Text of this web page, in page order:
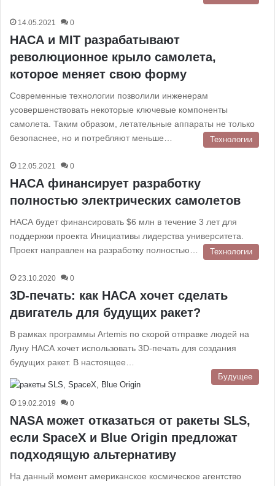
14.05.2021 0
НАСА и MIT разрабатывают
революционное крыло самолета,
которое меняет свою форму
Современные технологии позволили инженерам
усовершенствовать некоторые ключевые компоненты
самолета. Таким образом, летательные аппараты не только
безопаснее, но и потребляют меньше…
Технологии
12.05.2021 0
НАСА финансирует разработку
полностью электрических самолетов
НАСА будет финансировать $6 млн в течение 3 лет для
поддержки проекта Инициативы лидерства университета.
Проект направлен на разработку полностью…
Технологии
23.10.2020 0
3D-печать: как НАСА хочет сделать
двигатель для будущих ракет?
В рамках программы Artemis по скорой отправке людей на
Луну НАСА хочет использовать 3D-печать для создания
будущих ракет. В настоящее…
Будущее
19.02.2019 0
NASA может отказаться от ракеты SLS,
если SpaceX и Blue Origin предложат
подходящую альтернативу
На данный момент американское космическое агентство